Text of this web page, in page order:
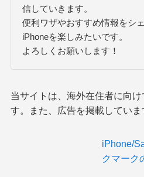
信していきます。
便利ワザやおすすめ情報をシ
iPhoneを楽しみたいです。
よろしくお願いします！
当サイトは、海外在住者に向
す。また、広告を掲載していま
iPhone/
クマーク